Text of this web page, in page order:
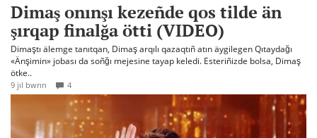
Dimaş onınşı kezeñde qos tilde än
şırqap finalğa ötti (VIDEO)
Dimaştı älemge tanıtqan, Dimaş arqılı qazaqtıñ atın äygilegen Qıtaydağı
«Änşimin» jobası da soñğı mejesine tayap keledi. Esteriñizde bolsa, Dimaş
ötke..
9 jıl bwrın 4